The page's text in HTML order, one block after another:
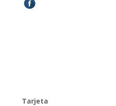
Tarjeta